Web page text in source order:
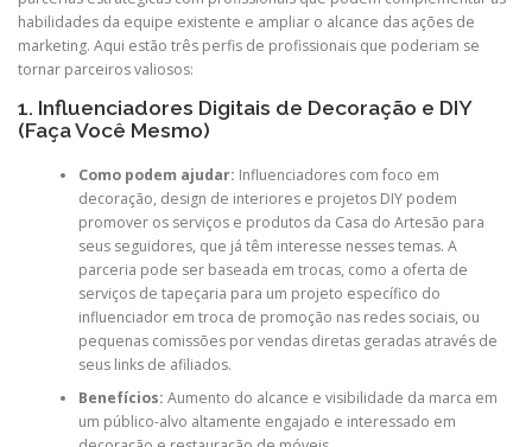
habilidades da equipe existente e ampliar o alcance das ações de
marketing. Aqui estão três perfis de profissionais que poderiam se
tornar parceiros valiosos:
1. Influenciadores Digitais de Decoração e DIY
(Faça Você Mesmo)
Como podem ajudar: Influenciadores com foco em
decoração, design de interiores e projetos DIY podem
promover os serviços e produtos da Casa do Artesão para
seus seguidores, que já têm interesse nesses temas. A
parceria pode ser baseada em trocas, como a oferta de
serviços de tapeçaria para um projeto específico do
influenciador em troca de promoção nas redes sociais, ou
pequenas comissões por vendas diretas geradas através de
seus links de afiliados.
Benefícios: Aumento do alcance e visibilidade da marca em
um público-alvo altamente engajado e interessado em